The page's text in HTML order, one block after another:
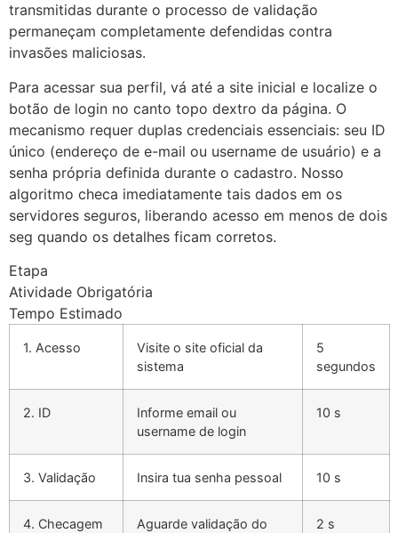
transmitidas durante o processo de validação
permaneçam completamente defendidas contra
invasões maliciosas.
Para acessar sua perfil, vá até a site inicial e localize o
botão de login no canto topo dextro da página. O
mecanismo requer duplas credenciais essenciais: seu ID
único (endereço de e-mail ou username de usuário) e a
senha própria definida durante o cadastro. Nosso
algoritmo checa imediatamente tais dados em os
servidores seguros, liberando acesso em menos de dois
seg quando os detalhes ficam corretos.
Etapa
Atividade Obrigatória
Tempo Estimado
1. Acesso
Visite o site oficial da
sistema
5
segundos
2. ID
Informe email ou
username de login
10 s
3. Validação Insira tua senha pessoal 10 s
4. Checagem
Aguarde validação do
2 s